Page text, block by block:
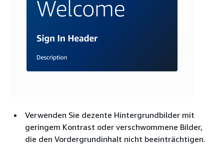
Verwenden Sie dezente Hintergrundbilder mit
geringem Kontrast oder verschwommene Bilder,
die den Vordergrundinhalt nicht beeinträchtigen.